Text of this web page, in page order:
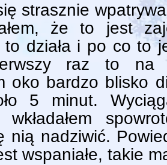
strasznie
że to jest
działa i po co to
raz to na
oko bardzo blisko
5 minut.
nią nadziwić.
wspaniałe, takie